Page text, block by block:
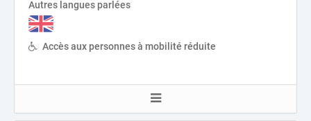
Autres langues parlées
Accès aux personnes à mobilité réduite